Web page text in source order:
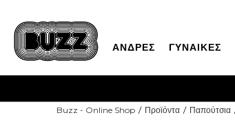
ΑΝΔΡΕΣ ΓΥΝΑΙΚΕΣ
Buzz - Online Shop Προϊόντα Παπούτσια